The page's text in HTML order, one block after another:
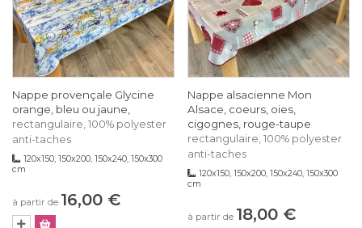
Nappe provençale Glycine
orange, bleu ou jaune,
rectangulaire, 100% polyester
anti-taches
120x150, 150x200, 150x240, 150x300
cm
à partir de 16,00 €
Nappe alsacienne Mon
Alsace, coeurs, oies,
cigognes, rouge-taupe
rectangulaire, 100% polyester
anti-taches
120x150, 150x200, 150x240, 150x300
cm
à partir de 18,00 €